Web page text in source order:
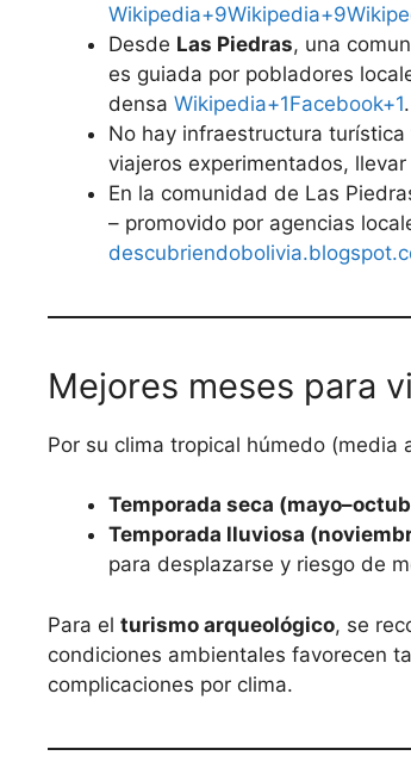
Desde Las Piedras, una
es guiada por pobladores
densa Wikipedia+1Facebook+1.
No hay infraestructura
viajeros experimentados,
En la comunidad de Las
– promovido por agencias
Mejores meses para
Por su clima tropical húmedo (media
Temporada seca
Temporada lluviosa
para desplazarse y riesgo de
Para el turismo arqueológico, se
condiciones ambientales favorecen
complicaciones por clima.